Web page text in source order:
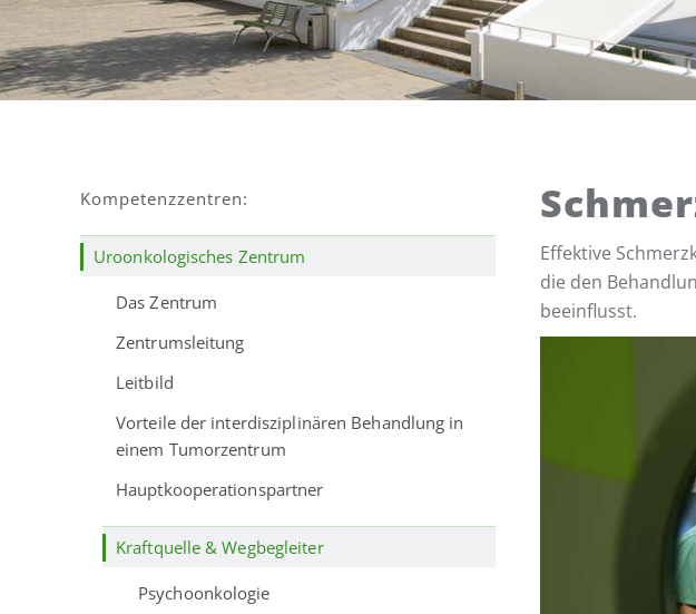
Effektive
die den
beeinflusst.
Kompetenzzentren:
Uroonkologisches Zentrum
Das Zentrum
Zentrumsleitung
Leitbild
Vorteile der interdisziplinären Behandlung in
einem Tumorzentrum
Hauptkooperationspartner
Kraftquelle & Wegbegleiter
Psychoonkologie